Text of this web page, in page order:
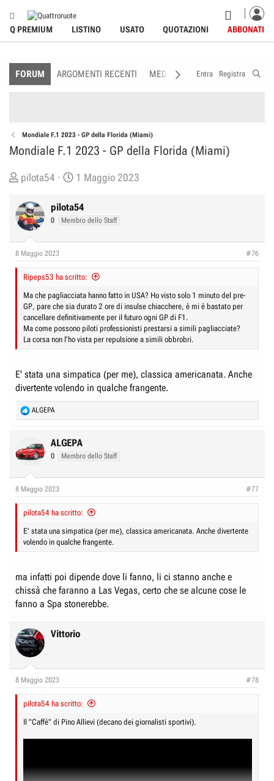
Q PREMIUM LISTINO USATO QUOTAZIONI ABBONATI
FORUM ARGOMENTI RECENTI MEDIA MEMBRI
Entra Registra
Mondiale F.1 2023 - GP della Florida (Miami)
Mondiale F.1 2023 - GP della Florida (Miami)
C
e
a
o
e
D
s
c
s
s
o
pilota54
D
t
a
n
i
z
i
o
1 Maggio 2023
pilota54
0 Membro dello Staff
8 Maggio 2023 #76
Ripeps53 ha scritto:
Ma che pagliacciata hanno fatto in USA? Ho visto solo 1 minuto del pre-
GP, pare che sia durato 2 ore di insulse chiacchere, è mi è bastato per
cancellare definitivamente per il futuro ogni GP di F1.
Ma come possono piloti professionisti prestarsi a simili pagliacciate?
La corsa non l'ho vista per repulsione a simili obbrobri.
E' stata una simpatica (per me), classica americanata. Anche
divertente volendo in qualche frangente.
R
e
t
i
s
ALGEPA
ALGEPA
0 Membro dello Staff
8 Maggio 2023 #77
pilota54 ha scritto:
E' stata una simpatica (per me), classica americanata. Anche divertente
volendo in qualche frangente.
ma infatti poi dipende dove li fanno, li ci stanno anche e
chissà che faranno a Las Vegas, certo che se alcune cose le
fanno a Spa stonerebbe.
Vittorio
8 Maggio 2023 #78
pilota54 ha scritto:
Il "Caffè" di Pino Allievi (decano dei giornalisti sportivi).